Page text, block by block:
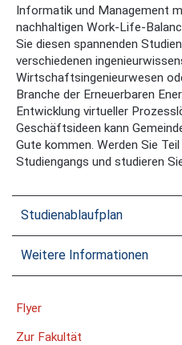
Informatik und Management
nachhaltigen Work-Life-
Sie diesen spannenden
verschiedenen
Wirtschaftsingenieurwesen
Branche der Erneuerbaren
Entwicklung virtueller
Geschäftsideen kann
Gute kommen. Werden Sie
Studiengangs und studieren
Studienablaufplan
Weitere Informationen
Flyer
Zur Fakultät